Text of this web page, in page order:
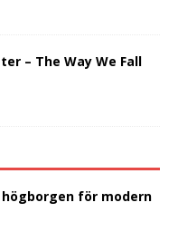
– The Way We Fall
högborgen för modern